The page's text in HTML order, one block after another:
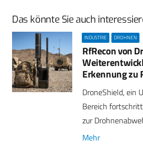
Das könnte Sie auch
INDUSTRIE DROHNEN
RfRecon von
Erkennung zu
DroneShield, ein
Bereich
zur
Mehr